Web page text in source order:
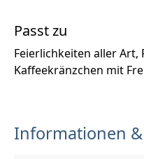
Passt zu
Feierlichkeiten aller Art,
Kaffeekränzchen mit
Informationen